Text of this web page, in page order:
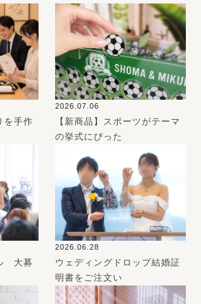
を手作
2026.07.06
【新商品】スポーツがテーマ
の挙式にぴった
大募
2026.06.28
ウェディングドロップ結婚証
明書をご注文い